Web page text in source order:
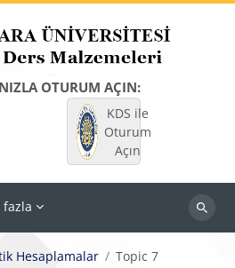
OTURUM AÇIN:
KDS ile
Oturum
Açın
fazla
Dersleri
Hesaplamalar Topic 7